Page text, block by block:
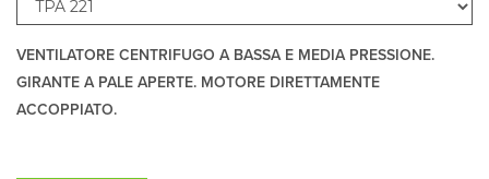
VENTILATORE CENTRIFUGO A BASSA E MEDIA PRESSIONE.
GIRANTE A PALE APERTE. MOTORE DIRETTAMENTE
ACCOPPIATO.